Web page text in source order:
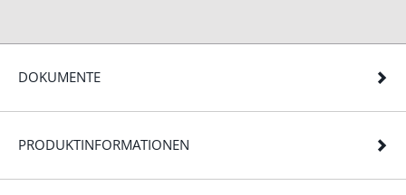
DOKUMENTE
PRODUKTINFORMATIONEN